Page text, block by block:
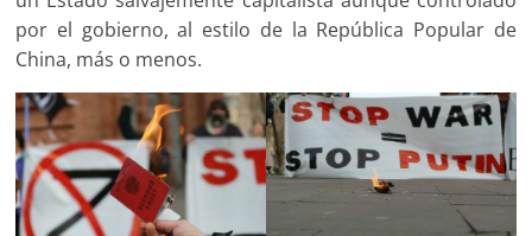
por el gobierno, al estilo de la República Popular de
China, más o menos.